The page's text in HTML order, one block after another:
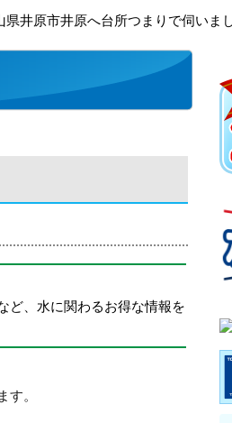
県井原市井原へ台所つまりで伺いま
ど、水に関わるお得な情報を
。